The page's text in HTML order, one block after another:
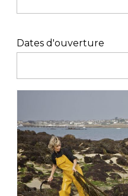
Dates d'ouverture